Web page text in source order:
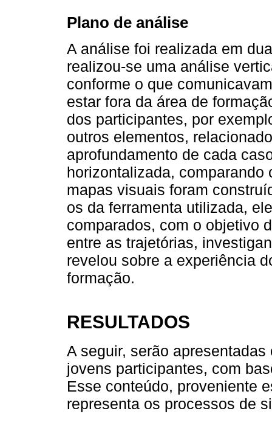
Plano de análise
A análise foi realizada em
realizou-se uma análise
conforme o que
estar fora da área de
dos participantes, por
outros elementos,
aprofundamento de cada
horizontalizada,
mapas visuais foram
os da ferramenta utilizada,
comparados, com o objetivo
entre as trajetórias,
revelou sobre a experiência
formação.
RESULTADOS
A seguir, serão
jovens participantes, com
Esse conteúdo, proveniente
representa os processos de